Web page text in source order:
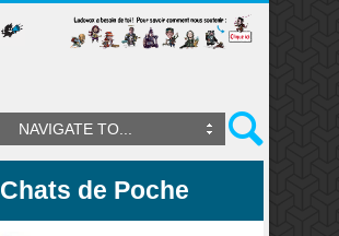
NAVIGATE TO...
Chats de Poche